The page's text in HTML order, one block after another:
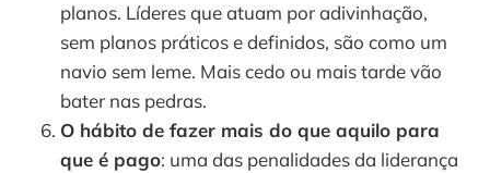
planos. Líderes que atuam por adivinhação,
sem planos práticos e definidos, são como um
navio sem leme. Mais cedo ou mais tarde vão
bater nas pedras.
O hábito de fazer mais do que aquilo para
que é pago: uma das penalidades da liderança